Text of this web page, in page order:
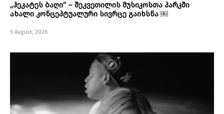
„ჰეკატეს ბაღი“ – შეკვეთილის მუსიკოსთა პარკში
ახალი კონცეპტუალური სივრცე გაიხსნა ￼
5 August, 2026